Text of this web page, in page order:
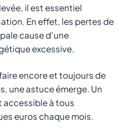
il est essentiel
En effet, les pertes de
cause d’une
excessive.
encore et toujours de
une astuce émerge. Un
accessible à tous
euros chaque mois.